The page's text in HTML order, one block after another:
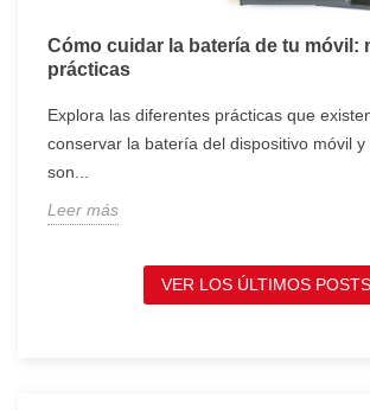
Cómo cuidar la batería de tu móvil:
prácticas
Explora las diferentes prácticas que
conservar la batería del dispositivo móvil y
son...
Leer más
VER LOS ÚLTIMOS POSTS